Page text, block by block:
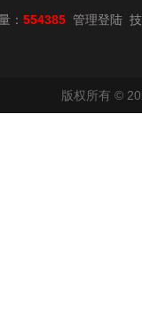
： 554385 管理登陆
版权所有 ©